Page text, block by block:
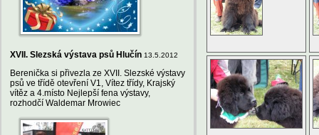
XVII. Slezská výstava psů Hlučín 13.5.2012
Berenička si přivezla ze XVII. Slezské výstavy
psů ve třídě otevření V1, Vítez třídy, Krajský
vítěz a 4.místo Nejlepší fena výstavy,
rozhodčí Waldemar Mrowiec